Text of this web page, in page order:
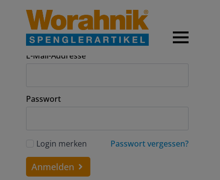
Anmeldung
E-Mail-Addresse
Passwort
Login merken Passwort vergessen?
Anmelden